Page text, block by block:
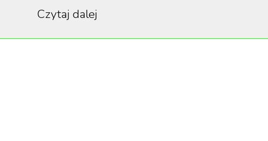
wakacji influencerka ogłosiła:
Czytaj dalej